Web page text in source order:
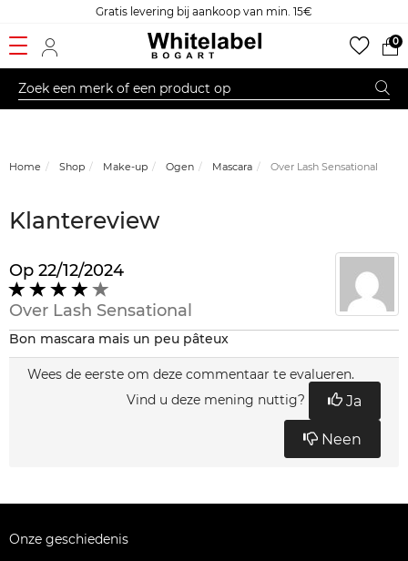
Gratis levering bij aankoop van min. 15€
0
Home Shop Make-up Ogen Mascara Over Lash Sensational
Klantereview
Op 22/12/2024
4
op
5
Over Lash Sensational
Bon mascara mais un peu pâteux
Wees de eerste om deze commentaar te evalueren.
Vind u deze mening nuttig?
Ja
Neen
Onze geschiedenis